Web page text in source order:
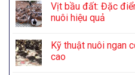
Vịt bầu đất: Đặc
nuôi hiệu quả
Kỹ thuật nuôi ngan
cao